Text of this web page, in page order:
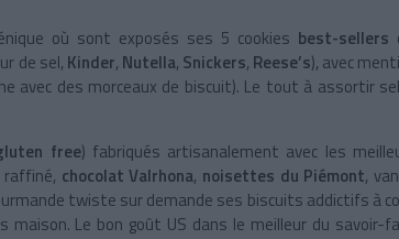
où sont exposés ses 5 cookies best-sellers
de sel, Kinder, Nutella, Snickers, Reese’s), avec
avec des morceaux de biscuit). Le tout à assortir
free) fabriqués artisanalement avec les
raffiné, chocolat Valrhona, noisettes du Piémont,
twiste sur demande ses biscuits addictifs à
maison. Le bon goût US dans le meilleur du savoir-